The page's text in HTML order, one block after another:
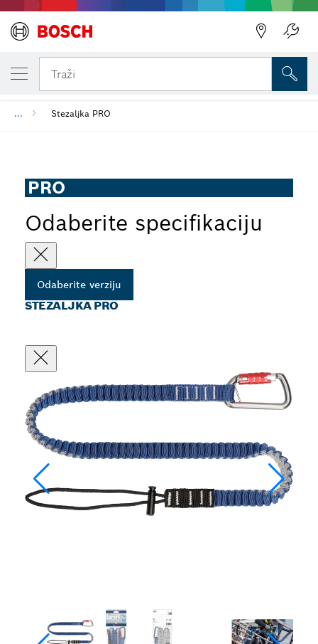
Traži
... Stezaljka PRO
PRO
Odaberite specifikaciju
Odaberite verziju
STEZALJKA PRO
VAŠA ODABRANA VERZIJA
Stezaljka PRO